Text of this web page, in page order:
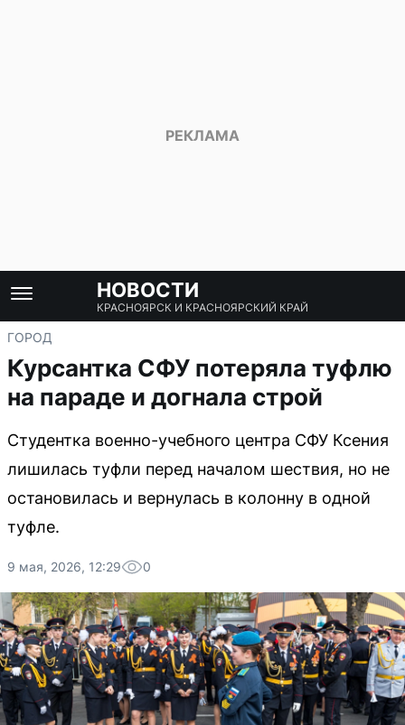
НОВОСТИ
КРАСНОЯРСК И КРАСНОЯРСКИЙ КРАЙ
ГОРОД
Курсантка СФУ потеряла туфлю
на параде и догнала строй
Студентка военно-учебного центра СФУ Ксения
лишилась туфли перед началом шествия, но не
остановилась и вернулась в колонну в одной
туфле.
9 мая, 2026, 12:29 0